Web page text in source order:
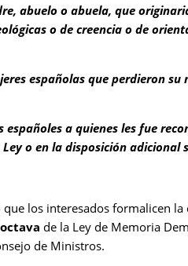
abuelo o abuela, que
o de creencia o de
españolas que perdieron
a quienes les fue
o en la disposición adicional
los interesados formalicen
de la Ley de Memoria
de Ministros.